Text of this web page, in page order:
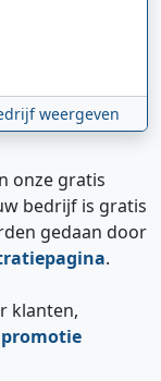
weergeven
onze gratis
bedrijf is gratis
gedaan door
.
klanten,
promotie